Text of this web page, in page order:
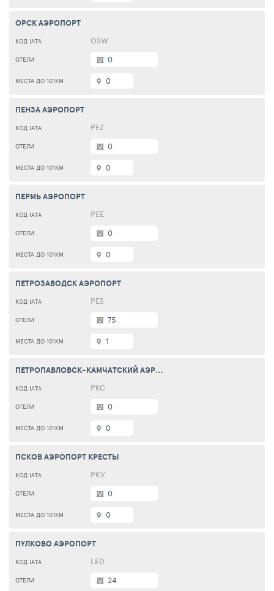
ОРСК АЭРОПОРТ
OSW
0
0
ПЕНЗА АЭРОПОРТ
PEZ
0
0
ПЕРМЬ АЭРОПОРТ
PEE
0
0
ПЕТРОЗАВОДСК АЭРОПОРТ
PES
75
1
ПЕТРОПАВЛОВСК-КАМЧАТСКИЙ АЭРОПОРТ ЕЛИЗОВО
PKC
0
0
ПСКОВ АЭРОПОРТ КРЕСТЫ
PKV
0
0
ПУЛКОВО АЭРОПОРТ
LED
24